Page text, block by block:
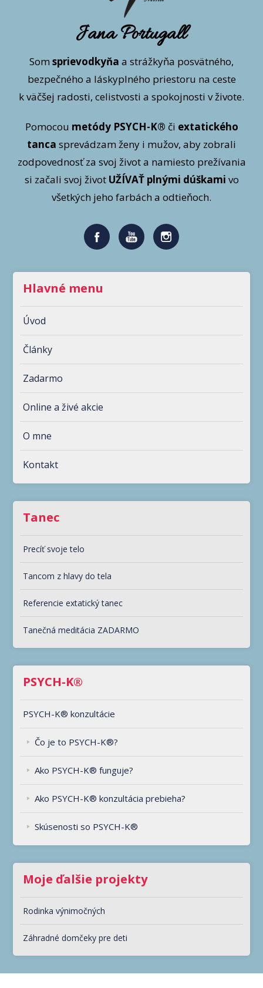
Jana Portugall
Som sprievodkyňa a strážkyňa posvätného,
bezpečného a láskyplného priestoru na ceste
k väčšej radosti, celistvosti a spokojnosti v živote.
Pomocou metódy PSYCH-K® či extatického
tanca sprevádzam ženy i mužov, aby zobrali
zodpovednosť za svoj život a namiesto prežívania
si začali svoj životUŽÍVAŤ plnými dúškami vo
všetkých jeho farbách a odtieňoch.
Hlavné menu
Úvod
Články
Zadarmo
Online a živé akcie
O mne
Kontakt
Tanec
Precíť svoje telo
Tancom z hlavy do tela
Referencie extatický tanec
Tanečná meditácia ZADARMO
PSYCH-K®
PSYCH-K® konzultácie
Čo je to PSYCH-K®?
Ako PSYCH-K® funguje?
Ako PSYCH-K® konzultácia prebieha?
Skúsenosti so PSYCH-K®
Moje ďalšie projekty
Rodinka výnimočných
Záhradné domčeky pre deti